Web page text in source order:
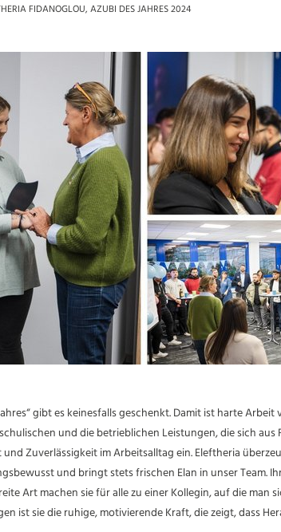
FIDANOGLOU, AZUBI DES JAHRES 2024
gibt es keinesfalls geschenkt. Damit ist harte Arbeit
und die betrieblichen Leistungen, die sich aus
Zuverlässigkeit im Arbeitsalltag ein. Eleftheria
und bringt stets frischen Elan in unser Team.
Art machen sie für alle zu einer Kollegin, auf die man
ist sie die ruhige, motivierende Kraft, die zeigt, dass